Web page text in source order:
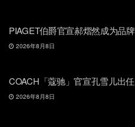
PIAGET伯爵官宣郝熠然成为品
2026年8月8日
COACH「蔻驰」官宣孔雪儿出
2026年8月8日